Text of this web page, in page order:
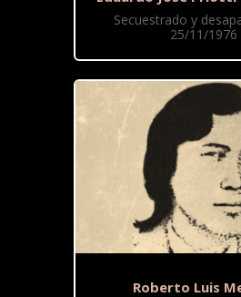
Secuestrado y
25/11/1976
Roberto Luis